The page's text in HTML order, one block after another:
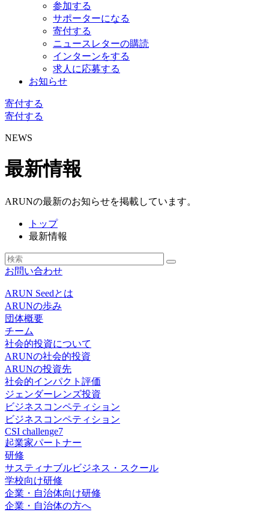
参加する
サポーターになる
寄付する
ニュースレターの購読
インターンをする
求人に応募する
お知らせ
寄付する
寄付する
NEWS
最新情報
ARUNの最新のお知らせを掲載しています。
トップ
最新情報
お問い合わせ
ARUN Seedとは
ARUNの歩み
団体概要
チーム
社会的投資について
ARUNの社会的投資
ARUNの投資先
社会的インパクト評価
ジェンダーレンズ投資
ビジネスコンペティション
ビジネスコンペティション
CSI challenge7
起業家パートナー
研修
サスティナブルビジネス・スクール
学校向け研修
企業・自治体向け研修
企業・自治体の方へ